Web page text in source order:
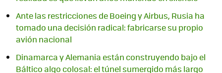
Ante las restricciones de Boeing y Airbus, Rusia ha
tomado una decisión radical: fabricarse su propio
avión nacional
Dinamarca y Alemania están construyendo bajo el
Báltico algo colosal: el túnel sumergido más largo